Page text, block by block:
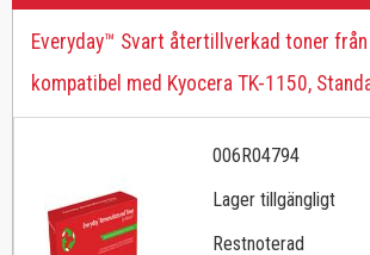
Everyday™ Svart återtillverkad toner
kompatibel med Kyocera TK-1150,
006R04794
Lager tillgängligt
Restnoterad